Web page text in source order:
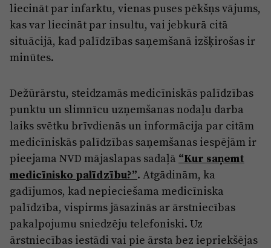
liecināt par infarktu, vienas puses pēkšņs vājums,
kas var liecināt par insultu, vai jebkurā citā
situācijā, kad palīdzības saņemšanā izšķirošas ir
minūtes.
Dežūrārstu, steidzamās medicīniskās palīdzības
punktu un slimnīcu uzņemšanas nodaļu darba
laiks svētku brīvdienās un informācija par citām
medicīniskās palīdzības saņemšanas iespējām ir
pieejama NVD mājaslapas sadaļā “Kur saņemt
medicīnisko palīdzību?”. Atgādinām, ka
gadījumos, kad nepieciešama medicīniska
palīdzība, vispirms jāsazinās ar ārstniecības
pakalpojumu sniedzēju telefoniski. Uz
ārstniecības iestādi vai pie ārsta bez iepriekšējas